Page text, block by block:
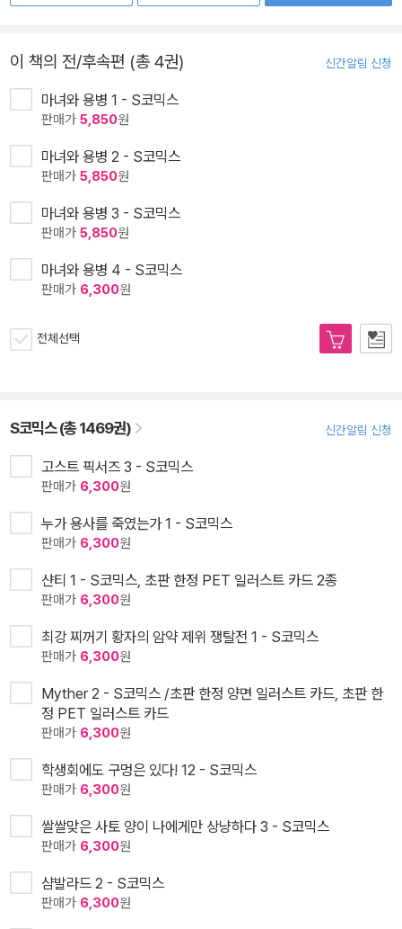
이 책의 전/후속편 (총 4권) 신간알림 신청
마녀와 용병 1 - S코믹스
판매가 5,850원
마녀와 용병 2 - S코믹스
판매가 5,850원
마녀와 용병 3 - S코믹스
판매가 5,850원
마녀와 용병 4 - S코믹스
판매가 6,300원
전체선택
S코믹스 (총 1469권) 신간알림 신청
고스트 픽서즈 3 - S코믹스
판매가 6,300원
누가 용사를 죽였는가 1 - S코믹스
판매가 6,300원
샨티 1 - S코믹스, 초판 한정 PET 일러스트 카드 2종
판매가 6,300원
최강 찌꺼기 황자의 암약 제위 쟁탈전 1 - S코믹스
판매가 6,300원
Myther 2 - S코믹스 /초판 한정 양면 일러스트 카드, 초판 한
정 PET 일러스트 카드
판매가 6,300원
학생회에도 구멍은 있다! 12 - S코믹스
판매가 6,300원
쌀쌀맞은 사토 양이 나에게만 상냥하다 3 - S코믹스
판매가 6,300원
샴발라드 2 - S코믹스
판매가 6,300원